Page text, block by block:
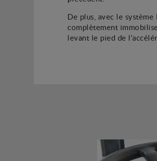
De plus, avec le
complètement
levant le pied de